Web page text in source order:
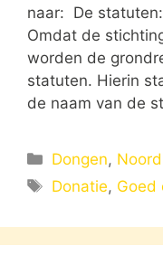
naar: De
Omdat de
worden de
statuten. Hierin
de naam van de
Categorieën
Dongen,
Tags
Donatie, Goed